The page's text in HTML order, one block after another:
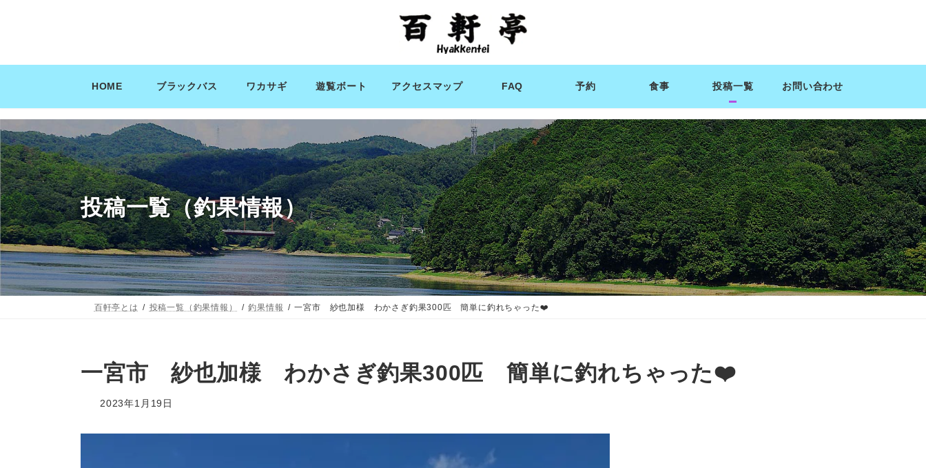
ン
ス
キ
ッ
プ
ー
ン
に
移
動
HOME ブラックバス ワカサギ 遊覧ボート アクセスマップ FAQ 予約 食事 投稿一覧 お問い合わせ
投稿一覧（釣果情報）
百軒亭とは 投稿一覧（釣果情報） 釣果情報 一宮市 紗也加様 わかさぎ釣果300匹 簡単に釣れちゃった❤️
一宮市 紗也加様 わかさぎ釣果300匹 簡単に釣れちゃった❤️
2023年1月19日